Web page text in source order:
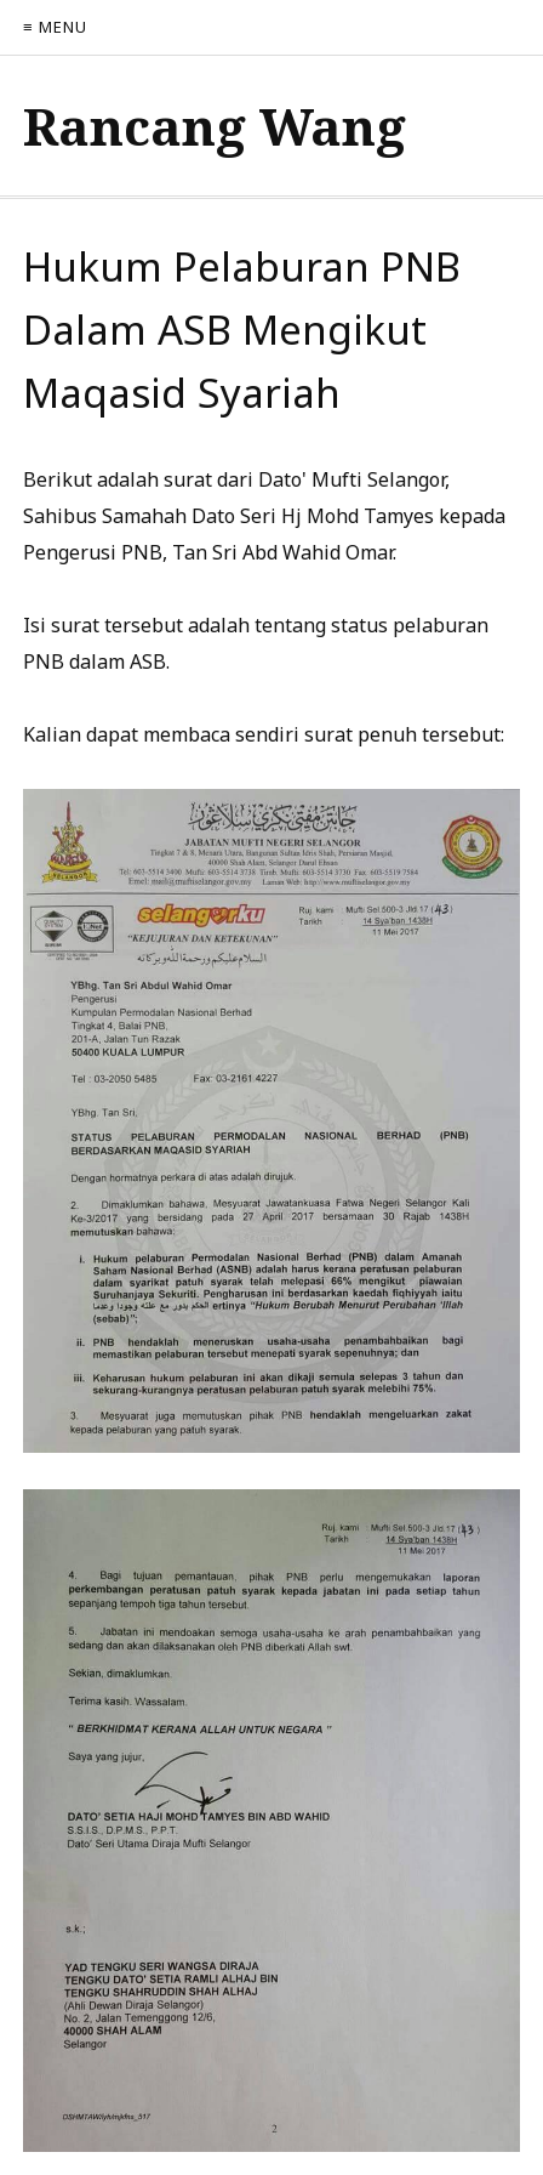
≡ MENU
Rancang Wang
Hukum Pelaburan PNB
Dalam ASB Mengikut
Maqasid Syariah
Berikut adalah surat dari Dato' Mufti Selangor,
Sahibus Samahah Dato Seri Hj Mohd Tamyes kepada
Pengerusi PNB, Tan Sri Abd Wahid Omar.
Isi surat tersebut adalah tentang status pelaburan
PNB dalam ASB.
Kalian dapat membaca sendiri surat penuh tersebut: